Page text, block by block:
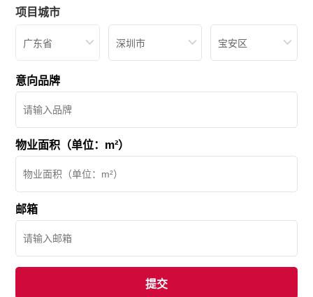
项目城市
广东省 深圳市 宝安区
意向品牌
物业面积（单位：m²）
邮箱